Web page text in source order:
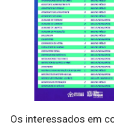
Os interessados em